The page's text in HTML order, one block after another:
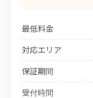
最低料金
対応エリア
保証期間
受付時間